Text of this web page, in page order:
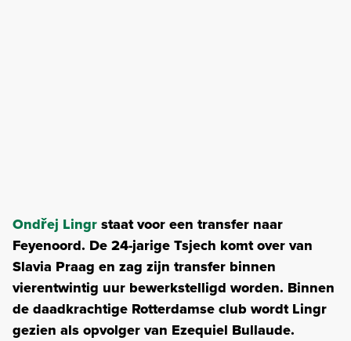
Ondřej Lingrstaat voor een transfer naar
Feyenoord. De 24-jarige Tsjech komt over van
Slavia Praag en zag zijn transfer binnen
vierentwintig uur bewerkstelligd worden. Binnen
de daadkrachtige Rotterdamse club wordt Lingr
gezien als opvolger van Ezequiel Bullaude.